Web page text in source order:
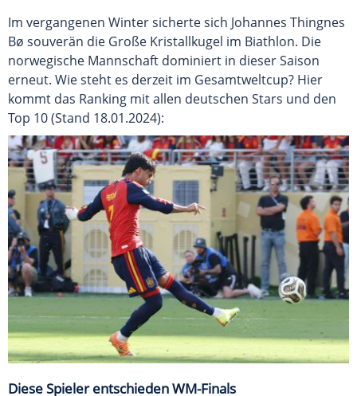
Im vergangenen Winter sicherte sich Johannes Thingnes
Bø souverän die Große Kristallkugel im Biathlon. Die
norwegische Mannschaft dominiert in dieser Saison
erneut. Wie steht es derzeit im Gesamtweltcup? Hier
kommt das Ranking mit allen deutschen Stars und den
Top 10 (Stand 18.01.2024):
Diese Spieler entschieden WM-Finals